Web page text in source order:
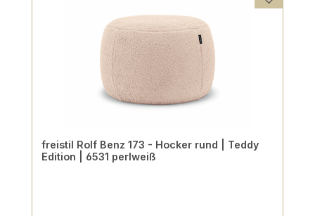
freistil Rolf Benz 173 - Hocker rund | Teddy
Edition | 6531 perlweiß